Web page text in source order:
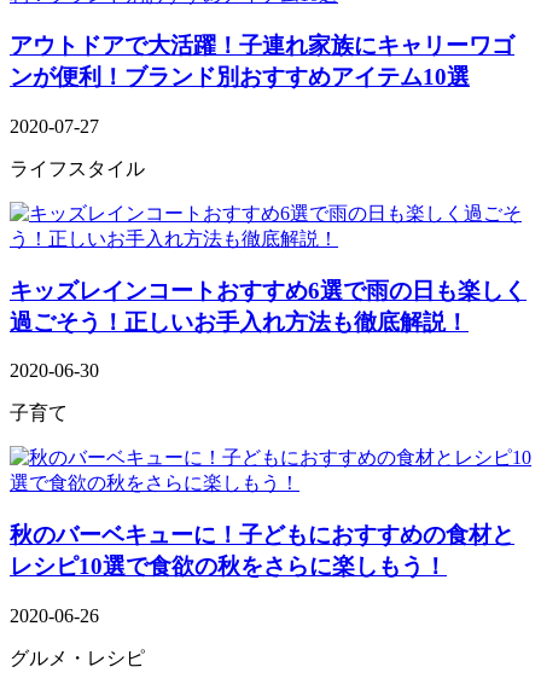
アウトドアで大活躍！子連れ家族にキャリーワゴ
ンが便利！ブランド別おすすめアイテム10選
2020-07-27
ライフスタイル
キッズレインコートおすすめ6選で雨の日も楽しく
過ごそう！正しいお手入れ方法も徹底解説！
2020-06-30
子育て
秋のバーベキューに！子どもにおすすめの食材と
レシピ10選で食欲の秋をさらに楽しもう！
2020-06-26
グルメ・レシピ